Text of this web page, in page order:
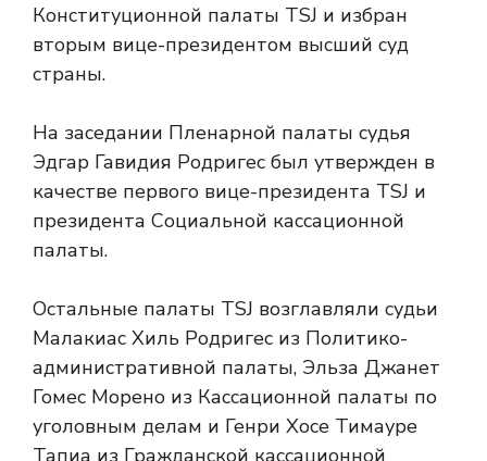
Конституционной палаты TSJ и избран
вторым вице-президентом высший суд
страны.
На заседании Пленарной палаты судья
Эдгар Гавидия Родригес был утвержден в
качестве первого вице-президента TSJ и
президента Социальной кассационной
палаты.
Остальные палаты TSJ возглавляли судьи
Малакиас Хиль Родригес из Политико-
административной палаты, Эльза Джанет
Гомес Морено из Кассационной палаты по
уголовным делам и Генри Хосе Тимауре
Тапиа из Гражданской кассационной